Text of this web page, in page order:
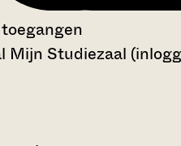
Mijn Studiezaal